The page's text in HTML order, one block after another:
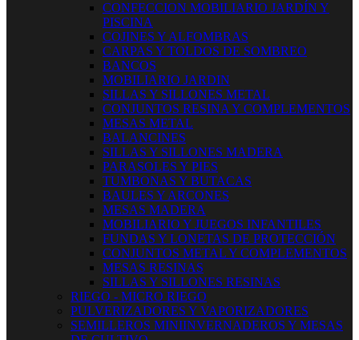
CONFECCION MOBILIARIO JARDÍN Y
PISCINA
COJINES Y ALFOMBRAS
CARPAS Y TOLDOS DE SOMBREO
BANCOS
MOBILIARIO JARDIN
SILLAS Y SILLONES METAL
CONJUNTOS RESINA Y COMPLEMENTOS
MESAS METAL
BALANCINES
SILLAS Y SILLONES MADERA
PARASOLES Y PIES
TUMBONAS Y BUTACAS
BAULES Y ARCONES
MESAS MADERA
MOBILIARIO Y JUEGOS INFANTILES
FUNDAS Y LONETAS DE PROTECCIÓN
CONJUNTOS METAL Y COMPLEMENTOS
MESAS RESINAS
SILLAS Y SILLONES RESINAS
RIEGO - MICRO RIEGO
PULVERIZADORES Y VAPORIZADORES
SEMILLEROS MINIINVERNADEROS Y MESAS